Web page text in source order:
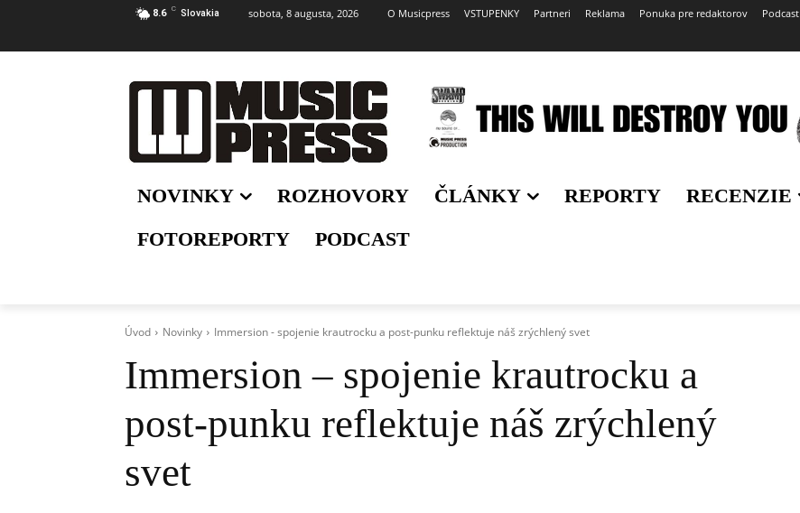
8.6 C Slovakia sobota, 8 augusta, 2026 O Musicpress VSTUPENKY Partneri Reklama Ponuka pre redaktorov Podcast
NOVINKY ROZHOVORY ČLÁNKY REPORTY RECENZIE
FOTOREPORTY
PODCAST
Úvod Novinky Immersion - spojenie krautrocku a post-punku reflektuje náš zrýchlený svet
Immersion – spojenie krautrocku a
post-punku reflektuje náš zrýchlený
svet